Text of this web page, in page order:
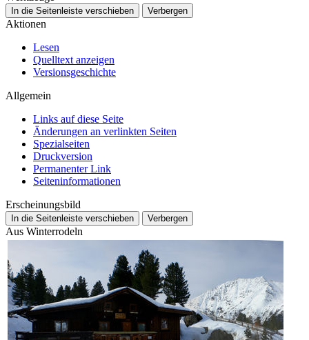
In die Seitenleiste verschieben Verbergen
Aktionen
Lesen
Quelltext anzeigen
Versionsgeschichte
Allgemein
Links auf diese Seite
Änderungen an verlinkten Seiten
Spezialseiten
Druckversion
Permanenter Link
Seiten­­informationen
Erscheinungsbild
In die Seitenleiste verschieben Verbergen
Aus Winterrodeln